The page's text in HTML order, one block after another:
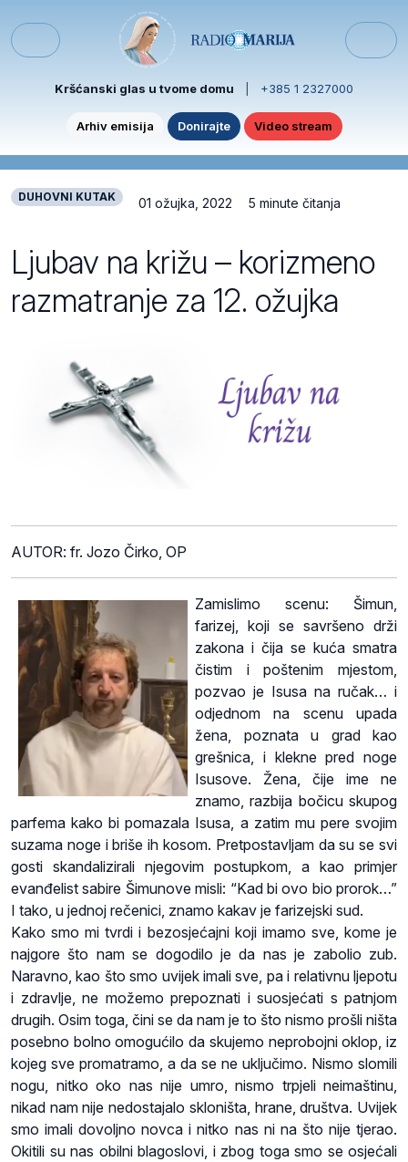
Menu
Kršćanski glas u tvome domu +385 1 2327000
Arhiv emisija Donirajte Video stream
DUHOVNI KUTAK 01 ožujka, 2022 5 minute čitanja
Ljubav na križu – korizmeno
razmatranje za 12. ožujka
AUTOR: fr. Jozo Čirko, OP
Zamislimo scenu: Šimun,
farizej, koji se savršeno drži
zakona i čija se kuća smatra
čistim i poštenim mjestom,
pozvao je Isusa na ručak… i
odjednom na scenu upada
žena, poznata u grad kao
grešnica, i klekne pred noge
Isusove. Žena, čije ime ne
znamo, razbija bočicu skupog
parfema kako bi pomazala Isusa, a zatim mu pere svojim
suzama noge i briše ih kosom. Pretpostavljam da su se svi
gosti skandalizirali njegovim postupkom, a kao primjer
evanđelist sabire Šimunove misli: “Kad bi ovo bio prorok…”
I tako, u jednoj rečenici, znamo kakav je farizejski sud.
Kako smo mi tvrdi i bezosjećajni koji imamo sve, kome je
najgore što nam se dogodilo je da nas je zabolio zub.
Naravno, kao što smo uvijek imali sve, pa i relativnu ljepotu
i zdravlje, ne možemo prepoznati i suosjećati s patnjom
drugih. Osim toga, čini se da nam je to što nismo prošli ništa
posebno bolno omogućilo da skujemo neprobojni oklop, iz
kojeg sve promatramo, a da se ne uključimo. Nismo slomili
nogu, nitko oko nas nije umro, nismo trpjeli neimaštinu,
nikad nam nije nedostajalo skloništa, hrane, društva. Uvijek
smo imali dovoljno novca i nitko nas ni na što nije tjerao.
Okitili su nas obilni blagoslovi, i zbog toga smo se osjećali